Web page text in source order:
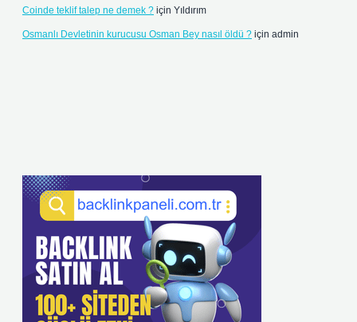
Coinde teklif talep ne demek ? için Yıldırım
Osmanlı Devletinin kurucusu Osman Bey nasıl öldü ? için admin